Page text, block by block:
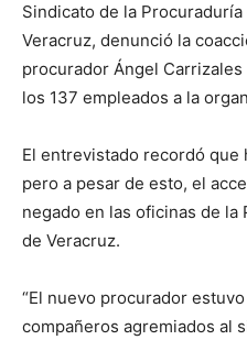
Sindicato de la
Veracruz, denunció la
procurador Ángel
los 137 empleados a la
El entrevistado recordó que
pero a pesar de esto, el
negado en las oficinas de la
de Veracruz.
“El nuevo procurador
compañeros agremiados al